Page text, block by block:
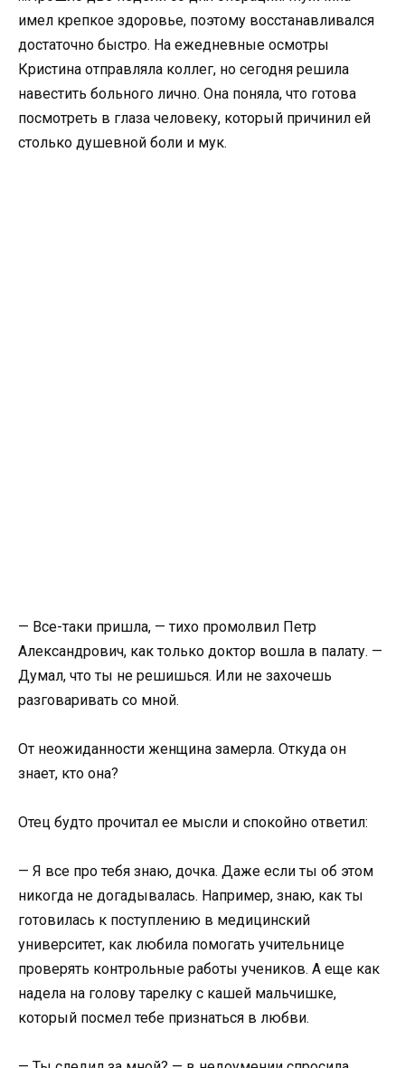
имел крепкое здоровье, поэтому восстанавливался
достаточно быстро. На ежедневные осмотры
Кристина отправляла коллег, но сегодня решила
навестить больного лично. Она поняла, что готова
посмотреть в глаза человеку, который причинил ей
столько душевной боли и мук.
— Все-таки пришла, — тихо промолвил Петр
Александрович, как только доктор вошла в палату. —
Думал, что ты не решишься. Или не захочешь
разговаривать со мной.
От неожиданности женщина замерла. Откуда он
знает, кто она?
Отец будто прочитал ее мысли и спокойно ответил:
— Я все про тебя знаю, дочка. Даже если ты об этом
никогда не догадывалась. Например, знаю, как ты
готовилась к поступлению в медицинский
университет, как любила помогать учительнице
проверять контрольные работы учеников. А еще как
надела на голову тарелку с кашей мальчишке,
который посмел тебе признаться в любви.